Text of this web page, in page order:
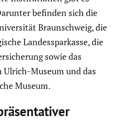
befinden sich die
Braun­schweig, die
Landes­spar­kasse, die
sowie das
Ulrich-Museum und das
Museum.